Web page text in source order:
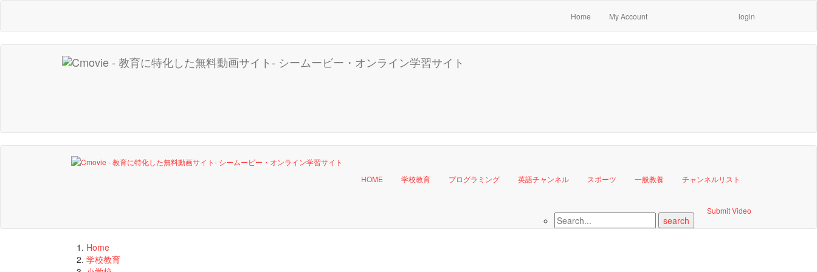
login
Home My Account
HOME 学校教育 プログラミング 英語チャンネル スポーツ 一般教養 チャンネルリスト
Submit Video
Home
学校教育